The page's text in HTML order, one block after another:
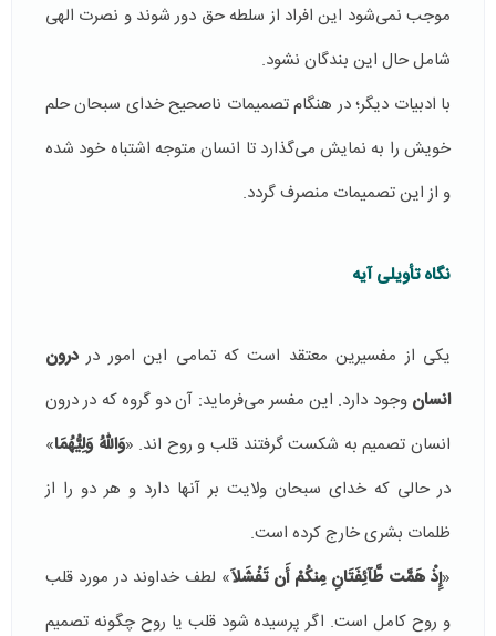
موجب نمی‌شود این افراد از سلطه حق دور شوند و نصرت الهی
شامل حال این بندگان نشود‌.
با ادبیات دیگر؛ در هنگام تصمیمات ناصحیح خدای سبحان حلم
خویش را به نمایش می‌گذارد تا انسان متوجه اشتباه خود شده
و از این تصمیمات منصرف گردد.
نگاه تأویلی آیه
یکی از مفسیرین معتقد است که تمامی این امور در درون
انسان وجود دارد. این مفسر می‌فرماید: آن دو گروه که در درون
انسان تصمیم به شکست گرفتند قلب و روح اند. «وَاللّهُ وَلِيُّهُمَا»
در حالی که خدای سبحان ولایت بر آنها دارد و هر دو را از
ظلمات بشری خارج کرده است.
«إِذْ هَمَّت طَّآئِفَتَانِ مِنكُمْ أَن تَفْشَلاَ» لطف خداوند در مورد قلب
و روح کامل است. اگر پرسیده شود قلب یا روح چگونه تصمیم